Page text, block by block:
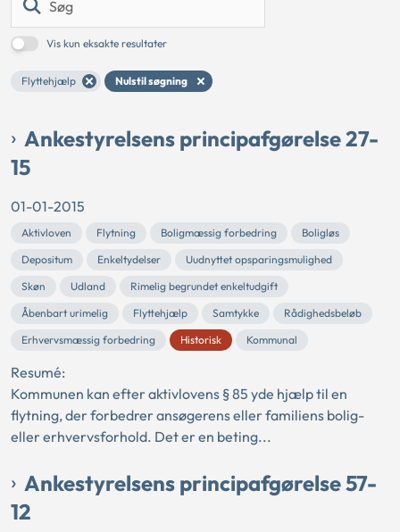
Vis kun eksakte resultater
Flyttehjælp Nulstil søgning
Ankestyrelsens principafgørelse 27-
15
01-01-2015
Aktivloven Flytning Boligmæssig forbedring
Boligløs
Depositum
Enkeltydelser
Uudnyttet opsparingsmulighed
Skøn
Udland
Rimelig begrundet enkeltudgift
Åbenbart urimelig
Flyttehjælp Samtykke
Rådighedsbeløb
Erhvervsmæssig forbedring
Historisk Kommunal
Resumé:
Kommunen kan efter aktivlovens § 85 yde hjælp til en
flytning, der forbedrer ansøgerens eller familiens bolig-
eller erhvervsforhold. Det er en beting...
Ankestyrelsens principafgørelse 57-
12